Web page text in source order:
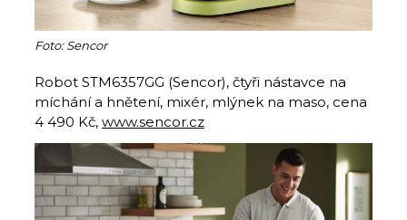
Foto: Sencor
Robot STM6357GG (Sencor), čtyři nástavce na
míchání a hnětení, mixér, mlýnek na maso, cena
4 490 Kč, www.sencor.cz